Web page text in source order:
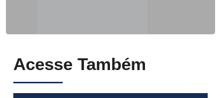
Acesse Também